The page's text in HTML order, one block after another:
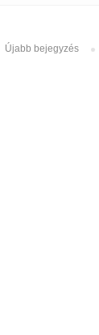
Újabb bejegyzés